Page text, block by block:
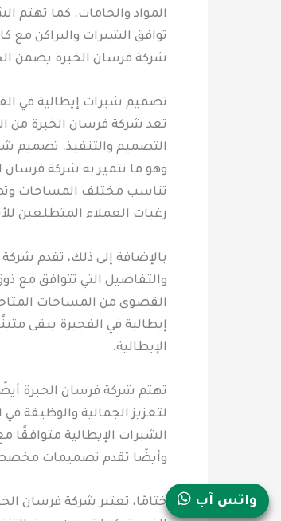
المواد والخامات. كما تهتم
توافق الشبرات والبراكن مع
شركة فرسان الخبرة يضمن
تصميم شبرات إيطالية في
تعد شركة فرسان الخبرة من
التصميم والتنفيذ. تصميم
وهو ما تتميز به شركة فرسان
تناسب مختلف المساحات
رغبات العملاء المتطلعين
بالإضافة إلى ذلك، تقدم
والتفاصيل التي تتوافق مع
القصوى من المساحات
إيطالية في الفجيرة يبقى
الإيطالية.
تهتم شركة فرسان الخبرة
لتعزيز الجمالية
الشبرات الإيطالية متوافقًا
وأيضًا تقدم تصميمات
ختامًا، تعتبر شركة فرسان
واتس آب